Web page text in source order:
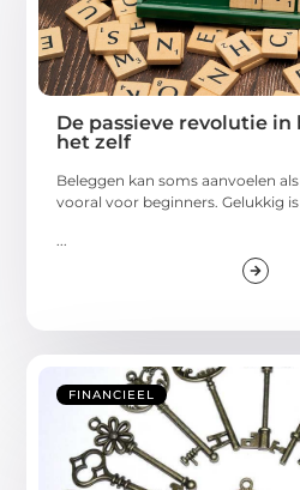
De passieve revolutie
het zelf
Beleggen kan soms aanvoelen
vooral voor beginners. Gelukkig is
...
FINANCIEEL